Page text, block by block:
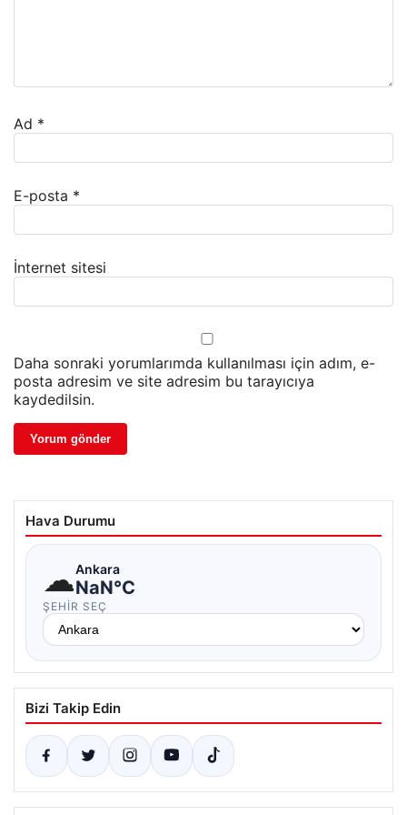
Ad *
E-posta *
İnternet sitesi
Daha sonraki yorumlarımda kullanılması için adım, e-
posta adresim ve site adresim bu tarayıcıya
kaydedilsin.
Hava Durumu
☁Ankara
NaN°C
ŞEHIR SEÇ
Bizi Takip Edin